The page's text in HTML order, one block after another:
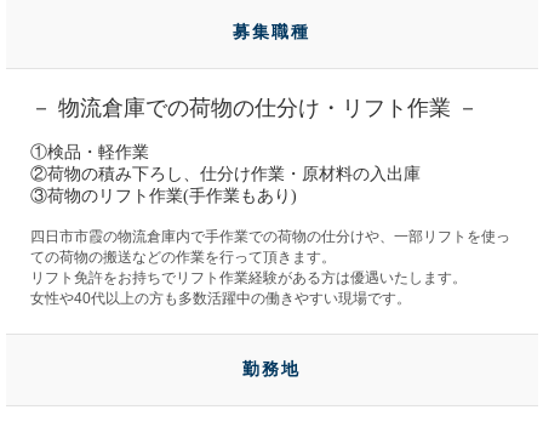
募集職種
－ 物流倉庫での荷物の仕分け・リフト作業 －
①検品・軽作業
②荷物の積み下ろし、仕分け作業・原材料の入出庫
③荷物のリフト作業(手作業もあり)
四日市市霞の物流倉庫内で手作業での荷物の仕分けや、一部リフトを使っ
ての荷物の搬送などの作業を行って頂きます。
リフト免許をお持ちでリフト作業経験がある方は優遇いたします。
女性や40代以上の方も多数活躍中の働きやすい現場です。
勤務地